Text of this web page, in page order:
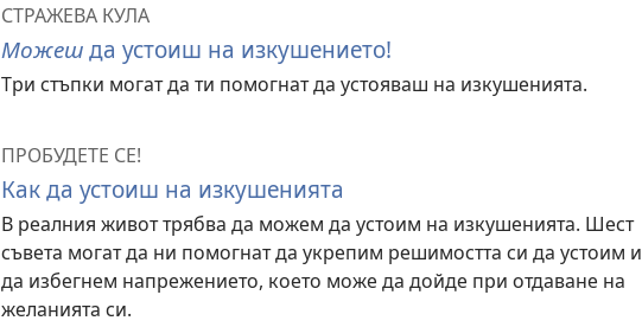
СТРАЖЕВА КУЛА
Можешда устоиш на изкушението!
Три стъпки могат да ти помогнат да устояваш на изкушенията.
ПРОБУДЕТЕ СЕ!
Как да устоиш на изкушенията
В реалния живот трябва да можем да устоим на изкушенията. Шест
съвета могат да ни помогнат да укрепим решимостта си да устоим и
да избегнем напрежението, което може да дойде при отдаване на
желанията си.